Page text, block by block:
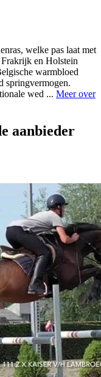
welke pas laat met
en Holstein
warmbloed
springvermogen.
wed ... Meer over
aanbieder